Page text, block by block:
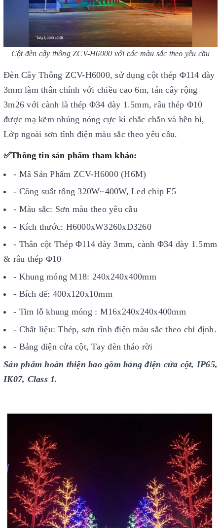
Cột đèn cây thông ZCV-H6000 với các màu sắc theo yêu cầu
Đèn Cây Thông ZCV-H6000, sử dụng cột thép Φ114 dày
3mm làm thân chính với chiều cao 6m, tán cây rộng
3m26 với cành là thép Φ34 dày 1.5mm, râu thép Φ10
được mạ kẽm nhúng nóng cực kì chắc chắn và bền bỉ,
Lớp ngoài sơn tĩnh điện màu sắc theo yêu cầu.
✅Thông tin sản phẩm tham khảo:
- Mã Sản Phẩm ZCV-H6000 (H6M)
- Công suất tổng 320W~400W, Led chip F5
- Màu sắc: Sơn màu theo yêu cầu
- Kích thước: H6000xW3260xD3260
- Thân cột Thép Φ114 dày 3mm, cành Φ34 dày 1.5mm
& râu thép Φ10
- Khung móng M18: 240x240x400mm
- Bích đế: 400x120x10mm
- Tim lỗ khung móng : M16x240x240x400mm
- Chất liệu: Thép, sơn tĩnh điện màu sắc theo chỉ định.
- Bảng điện cửa cột, Tay đèn tháo rời
Sản phẩm hoàn thiện bao gồm bảng điện cửa cột, IP65,
IK07, Class 1.